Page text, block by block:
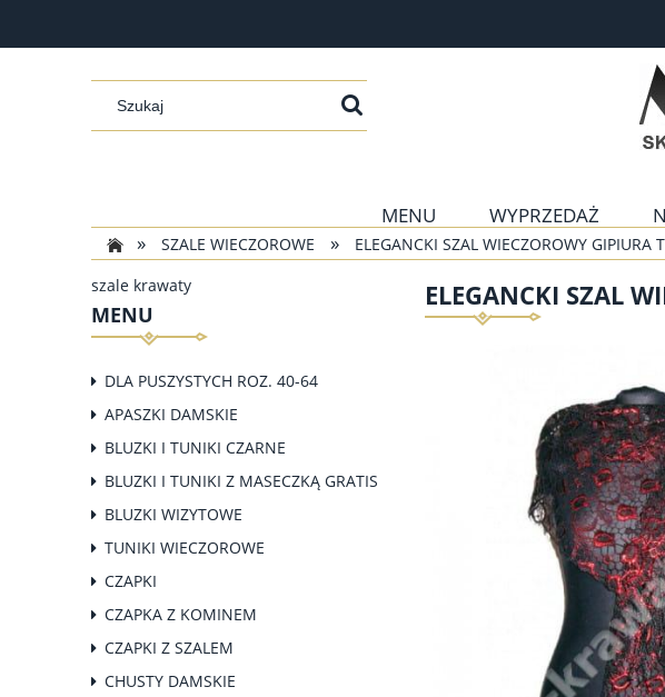
MENU WYPRZEDAŻ
»
SZALE WIECZOROWE »
ELEGANCKI SZAL WIECZOROWY
szale krawaty
MENU
DLA PUSZYSTYCH ROZ. 40-64
APASZKI DAMSKIE
BLUZKI I TUNIKI CZARNE
BLUZKI I TUNIKI Z MASECZKĄ GRATIS
BLUZKI WIZYTOWE
TUNIKI WIECZOROWE
CZAPKI
CZAPKA Z KOMINEM
CZAPKI Z SZALEM
CHUSTY DAMSKIE
ELEGANCKI SZAL